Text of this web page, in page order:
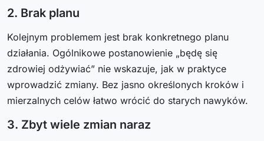
2. Brak planu
Kolejnym problemem jest brak konkretnego planu
działania. Ogólnikowe postanowienie „będę się
zdrowiej odżywiać” nie wskazuje, jak w praktyce
wprowadzić zmiany. Bez jasno określonych kroków i
mierzalnych celów łatwo wrócić do starych nawyków.
3. Zbyt wiele zmian naraz